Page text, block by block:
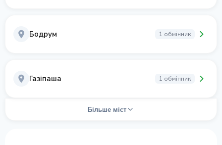
Бодрум 1 обмінник
Газіпаша 1 обмінник
Більше міст